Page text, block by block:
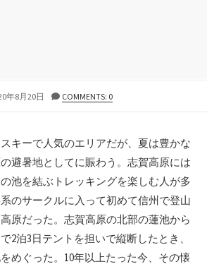
年8月20日 COMMENTS: 0
キーで人気のエリアだが、夏は豊かな
避暑地としてに賑わう。志賀高原には
池を結ぶトレッキングを楽しむ人が多
のサークルに入って初めて信州で登山
原だった。志賀高原の北部の蓮池から
2泊3日テントを担いで縦断したとき、
めぐった。10年以上たった今、その懐